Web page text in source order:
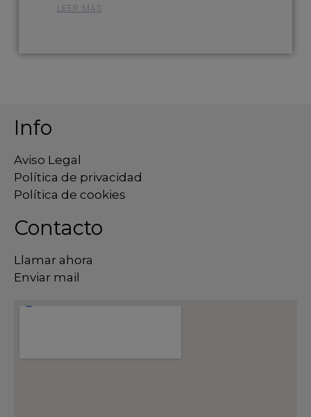
LEER MÁS
Info
Aviso Legal
Política de privacidad
Política de cookies
Contacto
Llamar ahora
Enviar mail